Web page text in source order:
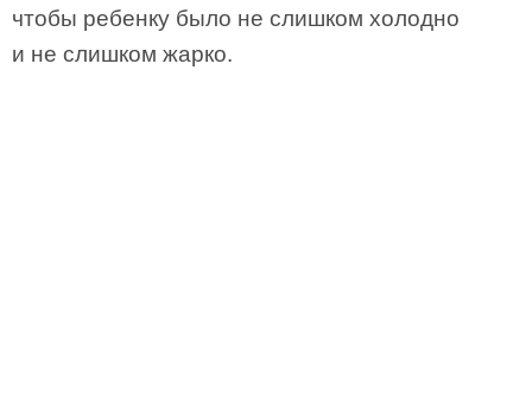
чтобы ребенку было не слишком холодно
и не слишком жарко.